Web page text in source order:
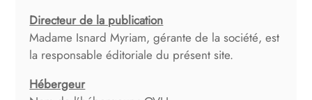
Directeur de la publication
Madame Isnard Myriam, gérante de la société, est
la responsable éditoriale du présent site.
Hébergeur